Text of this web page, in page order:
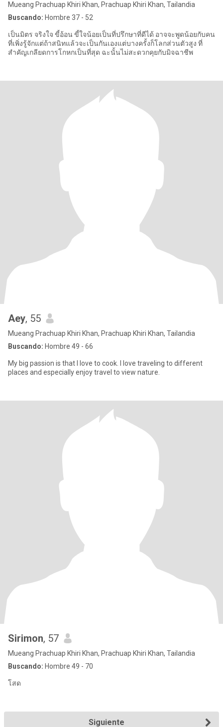
Mueang Prachuap Khiri Khan, Prachuap Khiri Khan, Tailandia
Buscando: Hombre 37 - 52
เป็นมิตร จริงใจ ขี้อ้อน ขี้ใจน้อยเป็นที่ปรึกษาที่ดีได้ อาจจะพูดน้อยกับคน
ที่เพิ่งรู้จักแต่ถ้าสนิทแล้วจะเป็นกันเองแต่บางครั้งก็โลกส่วนตัวสูง ที่
สำคัญเกลียดการโกหกเป็นที่สุด ฉะนั้นไม่สะดวกคุยกับมิจฉาชีพ
Aey, 55
Mueang Prachuap Khiri Khan, Prachuap Khiri Khan, Tailandia
Buscando: Hombre 49 - 66
My big passion is that I love to cook. I love traveling to different
places and especially enjoy travel to view nature.
Sirimon, 57
Mueang Prachuap Khiri Khan, Prachuap Khiri Khan, Tailandia
Buscando: Hombre 49 - 70
โสด
Siguiente